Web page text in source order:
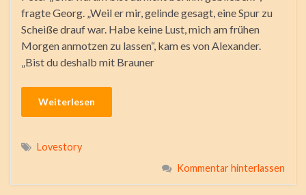
fragte Georg. „Weil er mir, gelinde gesagt, eine Spur zu
Scheiße drauf war. Habe keine Lust, mich am frühen
Morgen anmotzen zu lassen“, kam es von Alexander.
„Bist du deshalb mit Brauner
Weiterlesen
Lovestory
Kommentar hinterlassen